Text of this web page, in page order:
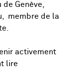
Genève,
membre de la
activement
lire